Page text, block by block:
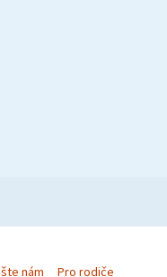
nám Pro rodiče